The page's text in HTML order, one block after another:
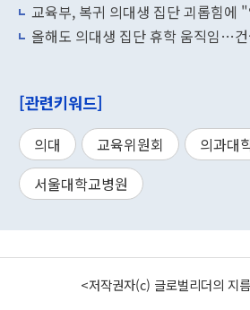
교육부, 복귀 의대생 집단 괴롭힘에
올해도 의대생 집단 휴학 움직임…
[관련키워드]
의대 교육위원회 의과대
서울대학교병원
<저작권자(c) 글로벌리더의 지